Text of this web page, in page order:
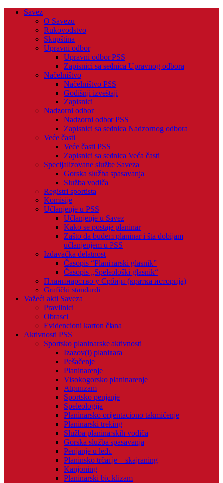
Savez
O Savezu
Rukovodstvo
Skupština
Upravni odbor
Upravni odbor PSS
Zapisnici sa sednica Upravnog odbora
Načelništvo
Načelništvo PSS
Godišnji izveštaji
Zapisnici
Nadzorni odbor
Nadzorni odbor PSS
Zapisnici sa sednica Nadzornog odbora
Veće časti
Veće časti PSS
Zapisnici sa sednica Veća časti
Specijalizovane službe Saveza
Gorska služba spasavanja
Služba vodiča
Registri sportista
Komisije
Učlanjenje u PSS
Učlanjenje u Savez
Kako se postaje planinar
Zašto da budem planinar i šta dobijam
učlanjenjem u PSS
Izdavačka delatnost
Časopis “Planinarski glasnik”
Časopis „Speleološki glasnik“
Планинарство у Србији (кратка историја)
Grafički standardi
Važeći akti Saveza
Pravilnici
Obrasci
Evidencioni karton člana
Aktivnosti PSS
Sportsko planinarske aktivnosti
Izazov(i) planinara
Pešačenje
Planinarenje
Visokogorsko planinarenje
Alpinizam
Sportsko penjanje
Speleologija
Planinarsko orijentaciono takmičenje
Planinarski treking
Služba planinarskih vodiča
Gorska služba spasavanja
Penjanje u ledu
Planinsko trčanje – skajraning
Kanjoning
Planinarski biciklizam